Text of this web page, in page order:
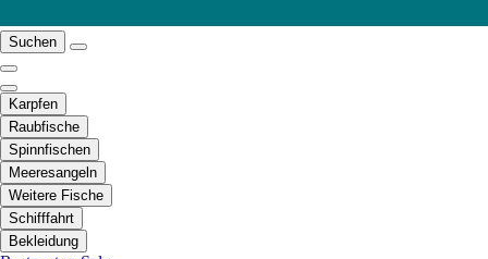
Suchen
Karpfen
Raubfische
Spinnfischen
Meeresangeln
Weitere Fische
Schifffahrt
Bekleidung